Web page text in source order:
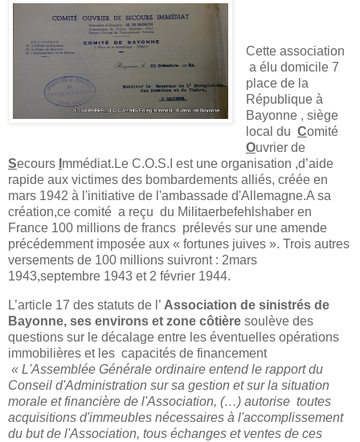
Cette association
a élu domicile 7
place de la
République à
Bayonne , siège
local du Comité
Ouvrier de
Secours mmédiat.Le C.O.S.I est une organisation ,d’aide
rapide aux victimes des bombardements alliés, créée en
mars 1942 à l'initiative de l'ambassade d'Allemagne.A sa
création,ce comité a reçu du Militaerbefehlshaber en
France 100 millions de francs prélevés sur une amende
précédemment imposée aux « fortunes juives ». Trois autres
versements de 100 millions suivront : 2mars
1943,septembre 1943 et 2 février 1944.
L’article 17 des statuts de l’ Association de sinistrés de
Bayonne, ses environs et zone côtière soulève des
questions sur le décalage entre les éventuelles opérations
immobilières et les capacités de financement
« L'Assemblée Générale ordinaire entend le rapport du
Conseil d'Administration sur sa gestion et sur la situation
morale et financière de l'Association, (…) autorise toutes
acquisitions d'immeubles nécessaires à l'accomplissement
du but de l'Association, tous échanges et ventes de ces